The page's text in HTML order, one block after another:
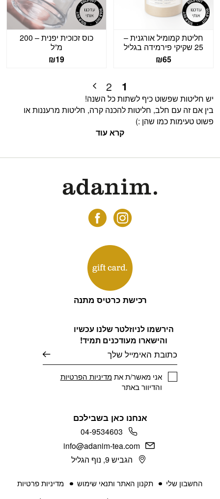
חליטת קמומיל אורגנית –
25 שקיקי פירמידה בגליל
₪65
כוס זכוכית יפנית – 200
מ”ל
₪19
1
2
יש חליטות שפשוט כיף לשתות כל השנה!
בין אם זה עם חלב, חליטות להכנה קרה, חליטות מרעננות או
פשוט טעימות כמו שהן :)
קרא עוד
הירשמו לניוזלטר שלנו עכשיו
והישארו מעודכנים תמיד!
אני מאשר/ת אתמדיניות הפרטיות
והדיוור באתר
החשבון שלי תקנון האתר ותנאי שימוש
מדיניות פרטיות
אנחנו כאן בשבילכם
04-9534603
info@adanim-tea.com
הגביש 9, נוף הגליל
רכישת כרטיס מתנה